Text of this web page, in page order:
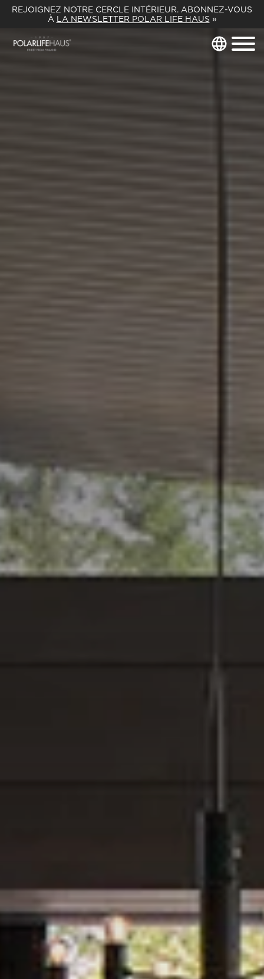
REJOIGNEZ NOTRE CERCLE INTÉRIEUR. ABONNEZ-VOUS
À LA NEWSLETTER POLAR LIFE HAUS »